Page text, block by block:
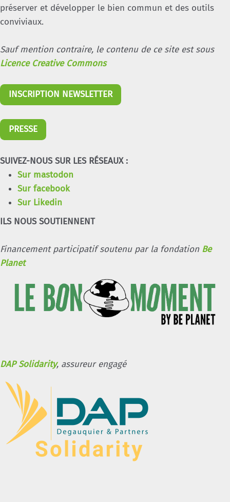
préserver et développer le bien commun et des outils
conviviaux.
Sauf mention contraire, le contenu de ce site est sous
Licence Creative Commons
INSCRIPTION NEWSLETTER
PRESSE
SUIVEZ-NOUS SUR LES RÉSEAUX :
Sur mastodon
Sur facebook
Sur Likedin
ILS NOUS SOUTIENNENT
Financement participatif soutenu par la fondation Be
Planet
DAP Solidarity, assureur engagé